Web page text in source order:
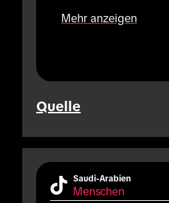
Mehr anzeigen
Quelle
Saudi-Arabien
Menschen